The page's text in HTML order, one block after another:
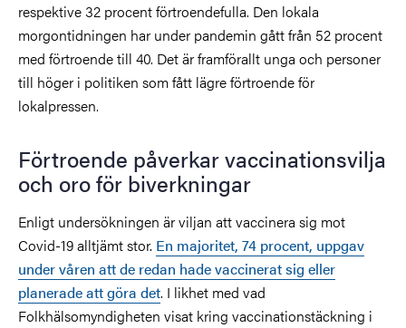
respektive 32 procent förtroendefulla. Den lokala
morgontidningen har under pandemin gått från 52 procent
med förtroende till 40. Det är framförallt unga och personer
till höger i politiken som fått lägre förtroende för
lokalpressen.
Förtroende påverkar vaccinationsvilja
och oro för biverkningar
Enligt undersökningen ärviljan att vaccinera sig mot
Covid-19alltjämt stor. En majoritet, 74 procent, uppgav
under våren att de redan hade vaccinerat sig eller
planerade att göra det. I likhet med vad
Folkhälsomyndigheten visat kring vaccinationstäckning i